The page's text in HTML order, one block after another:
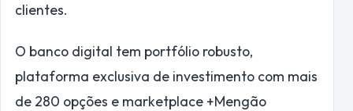
clientes.
O banco digital tem portfólio robusto,
plataforma exclusiva de investimento com mais
de 280 opções e marketplace +Mengão